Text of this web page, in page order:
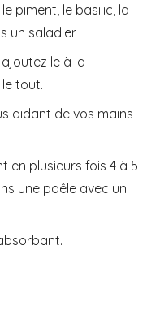
piment, le basilic, la
un saladier.
le à la
tout.
aidant de vos mains
en plusieurs fois 4 à 5
une poêle avec un